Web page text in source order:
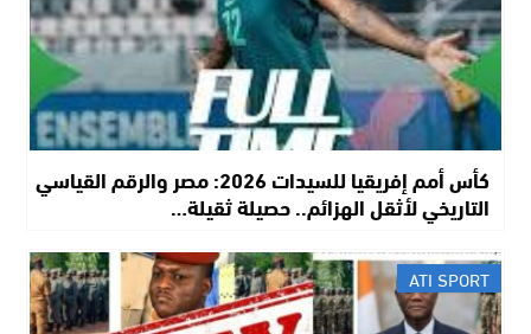
كأس أمم إفريقيا للسيدات 2026: مصر والرقم القياسي
التاريخي لأثقل الهزائم.. حصيلة ثقيلة…
ATI SPORT